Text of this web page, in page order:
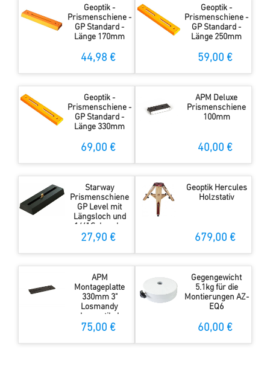
Geoptik -
Prismenschiene -
GP Standard -
Länge 170mm
44,98 €
Geoptik -
Prismenschiene -
GP Standard -
Länge 250mm
59,00 €
Geoptik -
Prismenschiene -
GP Standard -
Länge 330mm
69,00 €
APM Deluxe
Prismenschiene
100mm
40,00 €
Starway
Prismenschiene
GP Level mit
Längsloch und
1/4" Schraube
27,90 €
Geoptik Hercules
Holzstativ
679,00 €
APM
Montageplatte
330mm 3"
Losmandy
kompatibel
75,00 €
Gegengewicht
5.1kg für die
Montierungen AZ-
EQ6
60,00 €